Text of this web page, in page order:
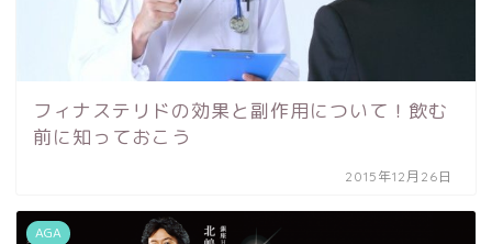
フィナステリドの効果と副作用について！飲む
前に知っておこう
2015年12月26日
AGA